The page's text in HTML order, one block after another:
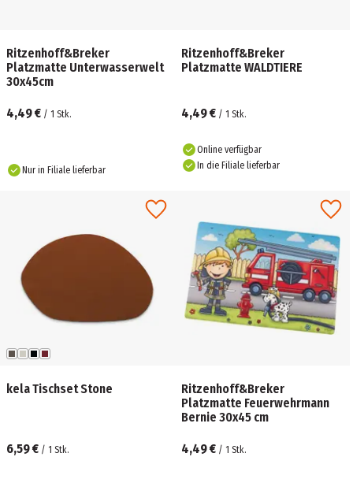
Ritzenhoff&Breker
Platzmatte Unterwasserwelt
30x45cm
4,49 € / 1 Stk.
Nur in Filiale lieferbar
Ritzenhoff&Breker
Platzmatte WALDTIERE
4,49 € / 1 Stk.
Online verfügbar
In die Filiale lieferbar
kela Tischset Stone
6,59 € / 1 Stk.
Ritzenhoff&Breker
Platzmatte Feuerwehrmann
Bernie 30x45 cm
4,49 € / 1 Stk.